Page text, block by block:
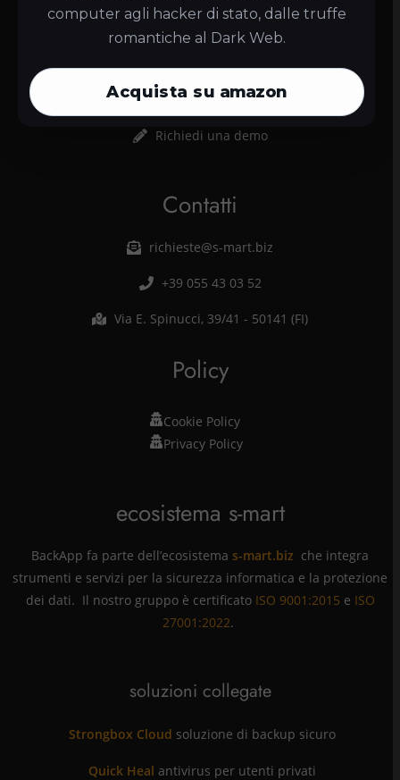
computer agli hacker di stato, dalle truffe
romantiche al Dark Web.
Acquista su amazon
Documentazione
Richiedi una demo
Contatti
richieste@s-mart.biz
+39 055 43 03 52
Via E. Spinucci, 39/41 - 50141 (FI)
Policy
Cookie Policy
Privacy Policy
ecosistema s-mart
BackApp fa parte dell’ecosistema s-mart.biz che integra
strumenti e servizi per la sicurezza informatica e la protezione
dei dati. Il nostro gruppo è certificatoISO 9001:2015 e ISO
27001:2022.
soluzioni collegate
Strongbox Cloud soluzione di backup sicuro
Quick Heal antivirus per utenti privati